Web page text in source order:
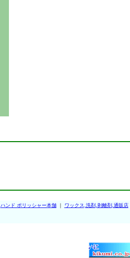
ハンド ポリッシャー本舗｜ ワックス,洗剤,剥離剤,通販店